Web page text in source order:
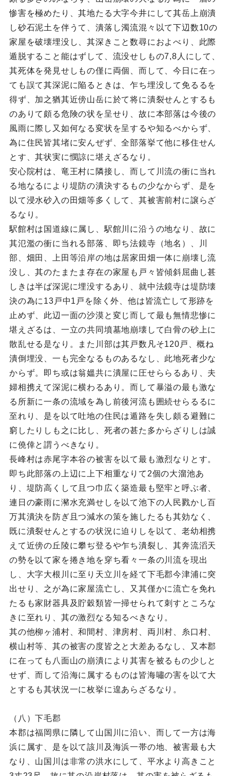
惨害を極めたり、其地たる大字今井にして其岳上崩潰
し砂石泥土を伴うて、潰落し濁流混々以て下辺数10の
家屋を破壊埋没し、其深きこと数尋におよべり、此際
遁脱すること能はずして、流没せしもの7,8人にして、
其死体を発見せしもの僅に両個、而して、今日に在っ
ても誤て其深泥に陥るときは、乍ち埋没して免るるを
得ず、加之猶其近傍山岳に於て将に潰裂せんとするも
のありて頗る危険の状を呈せり、故に本部落は今後の
風雨に際し又如何なる変状を呈するや知るべからず、
為に住民皆其堵に安んぜず、全部落挙て他に移住せん
とす、其状実に憫諒に堪えざるなり。
安心院村は、竜王村に隣接し、而して川流の衝に当れ
る地なるにより堤防の潰決するもの少なからず、是を
以て浸水砂入の田畑等多くして、其被害前村に譲らざ
るなり。
駅館村は国道線に属し、駅館川に沿うの地なり、故に
其氾濫の衝に当れる部落、即ち法鏡寺（地名）、川
部、畑田、上田等沿岸の地は居家田畑一体に崩壊し流
没し、其のたまたま存在の家屋も戸々皆傾斜屈曲し甚
しきは半ば深泥に埋没するあり、就中法鏡寺は堤防壊
決の為に13戸中1戸を除く外、他は皆流亡して形跡を
止めず、此辺一面の沙漠と変じ而して最も無情悲惨に
堪えざるは、一立の共同墳墓地崩壊して白骨の砂上に
散乱せる是なり。また川部は其戸数凡そ120戸、概ね
潰倒埋没、一も完全なるものあるなし、此地死者少な
からず。即ち或は翁媼共に潰屋に圧せららるあり、夫
婦相携えて深泥に横わるあり。而して暴溢の最も激な
る所新に一条の流域を為し前後河流も囲続せらるるに
至れり、是を以て吐地の住民は遁路を失し頗る避難に
窮したりしも之に比し、死者の甚た多からざりしは誠
に僥倖と謂うべきなり。
長峰村は赤尾字本谷の被害を以て最も激烈なりとす。
即ち此部落の上辺に上下相重なりて2個の大溜池あ
り、堤防高くして且つ巾広く築造最も堅牢と呼ぶ者、
連日の豪雨に瀦水充満せしを以て池下の人民戮かし百
万其潰決を防ぎ且つ減水の策を施したるも其効なく、
既に潰裂せんとするの状況に迫りしを以て、老幼相携
えて近傍の丘陵に攀ぢ登るや乍ち潰裂し、其奔流滔天
の勢を以て家を捲き地を穿ち看々一条の川流を現出
し、大字大根川に至り天立川を経て下毛郡今津浦に突
出せり、之が為に家屋流亡し、又其僅かに流亡を免れ
たるも家財器具及貯穀類皆一掃せられて刺すところな
きに至れり、其の激烈なる知るべきなり。
其の他柳ヶ浦村、和間村、津房村、両川村、糸口村、
横山村等、其の被害の度皆之と大差あるなし、又本郡
に在っても八面山の崩潰により其害を被るもの少しと
せず、而して沿海に属するものは皆海嘯の害を以て大
とするも其状況一に枚挙に遑あらざるなり。
（八）下毛郡
本郡は福岡県に隣して山国川に沿い、而して一方は海
浜に属す、是を以て該川及海浜一帯の地、被害最も大
なり、山国川は非常の洪水にして、平水より高きこと